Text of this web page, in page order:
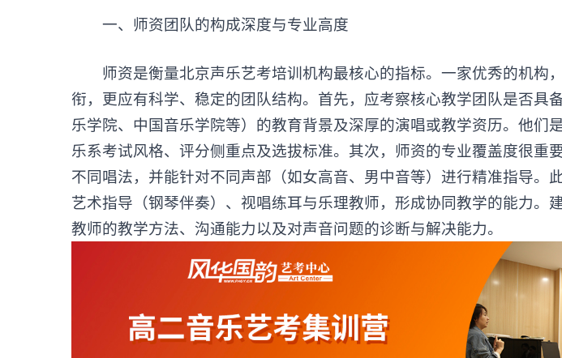
一、师资团队的构成深度与专业高度
师资是衡量北京声乐艺考培训机构最核心的指标。一家优秀的机构
衔，更应有科学、稳定的团队结构。首先，应考察核心教学团队是否具
乐学院、中国音乐学院等）的教育背景及深厚的演唱或教学资历。他们
乐系考试风格、评分侧重点及选拔标准。其次，师资的专业覆盖度很重
不同唱法，并能针对不同声部（如女高音、男中音等）进行精准指导。
艺术指导（钢琴伴奏）、视唱练耳与乐理教师，形成协同教学的能力。
教师的教学方法、沟通能力以及对声音问题的诊断与解决能力。